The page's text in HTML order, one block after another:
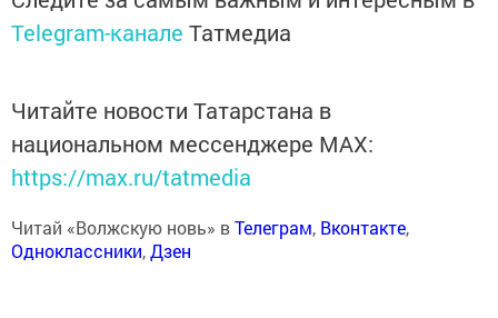
Telegram-канале Татмедиа
Читайте новости Татарстана в
национальном мессенджере MАХ:
https://max.ru/tatmedia
Читай «Волжскую новь» вТелеграм, Вконтакте,
Одноклассники,Дзен